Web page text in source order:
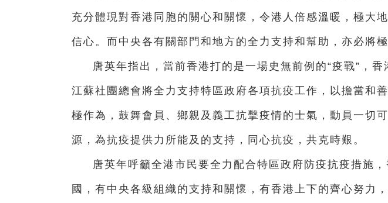
充分體現對香港同胞的關心和關懷，令港人倍感溫暖，極大
信心。而中央各有關部門和地方的全力支持和幫助，亦必將
唐英年指出，當前香港打的是一場史無前例的“疫戰”，
江蘇社團總會將全力支持特區政府各項抗疫工作，以擔當和
極作為，鼓舞會員、鄉親及義工抗擊疫情的士氣，動員一切
源，為抗疫提供力所能及的支持，同心抗疫，共克時艱。
唐英年呼籲全港市民要全力配合特區政府防疫抗疫措施
國，有中央各級組織的支持和關懷，有香港上下的齊心努力